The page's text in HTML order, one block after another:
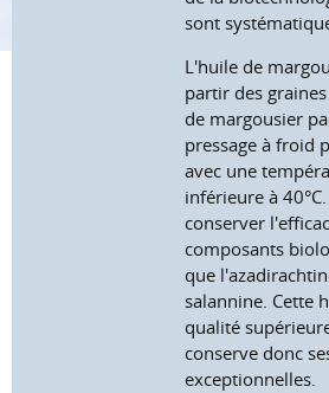
sont
L'huile de
partir des
de margousier
pressage à froid
avec une
inférieure à
conserver
composants
que
salannine. Cette
qualité
conserve donc
exceptionnelles.